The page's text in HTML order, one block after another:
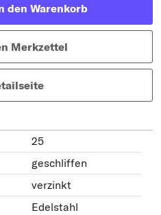
den Warenkorb
Merkzettel
25
geschliffen
verzinkt
Edelstahl